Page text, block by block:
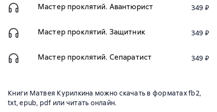
Мастер проклятий. Авантюрист 349 ₽
Мастер проклятий. Защитник 349 ₽
Мастер проклятий. Сепаратист 349 ₽
Книги Матвея Курилкина можно скачать в форматах fb2,
txt, epub, pdf или читать онлайн.